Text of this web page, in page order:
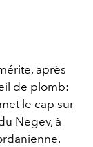
après
de plomb:
le cap sur
Negev, à